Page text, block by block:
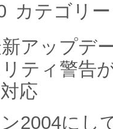
カテゴリ
アップデ
ティ警告
応
2004にし